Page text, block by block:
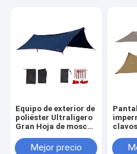
Equipo de exterior de
poliéster Ultraligero
Gran Hoja de mosca
Mejor precio